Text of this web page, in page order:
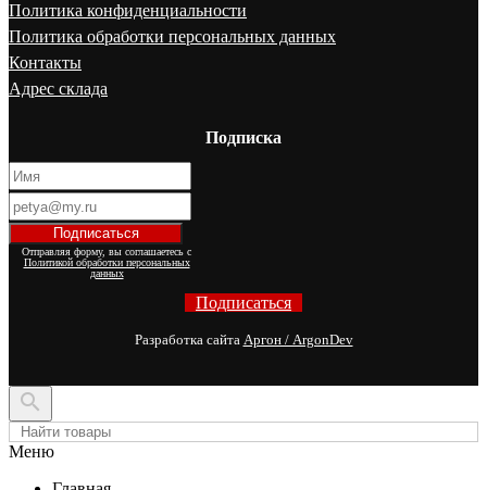
Политика конфиденциальности
Политика обработки персональных данных
Контакты
Адрес склада
Подписка
Отправляя форму, вы соглашаетесь с
Политикой обработки персональных
данных
Подписаться
Разработка сайта Аргон / ArgonDev

Меню